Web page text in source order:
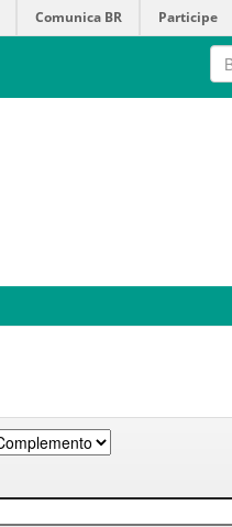
Comunica BR Participe